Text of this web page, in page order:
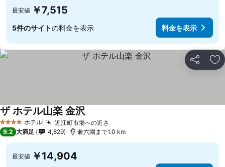
最安値 ￥7,515
5件のサイトの料金を表示 料金を表示
シェア お
4 ホテルのランク
ホテル 近江町市場への近さ
ザ ホテル山楽 金沢料金を表示
9.2 大満足 4,829 兼六園まで1.0 km
最安値 ￥14,904